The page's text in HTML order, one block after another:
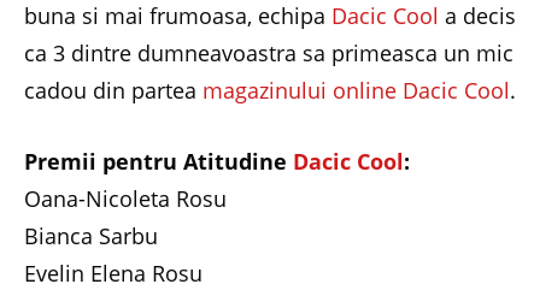
buna si mai frumoasa, echipa Dacic Cool a decis
ca 3 dintre dumneavoastra sa primeasca un mic
cadou din partea magazinului online Dacic Cool.
Premii pentru Atitudine Dacic Cool:
Oana-Nicoleta Rosu
Bianca Sarbu
Evelin Elena Rosu